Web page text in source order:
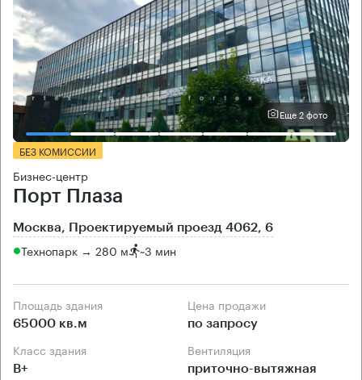
Еще 2 фото
БЕЗ КОМИССИИ
Бизнес-центр
Порт Плаза
Москва, Проектируемый проезд 4062, 6
Технопарк → 280 м ~3 мин
Площадь здания
65000 кв.м
Цена продажи
по запросу
Класс здания
B+
Вентиляция
приточно-вытяжная